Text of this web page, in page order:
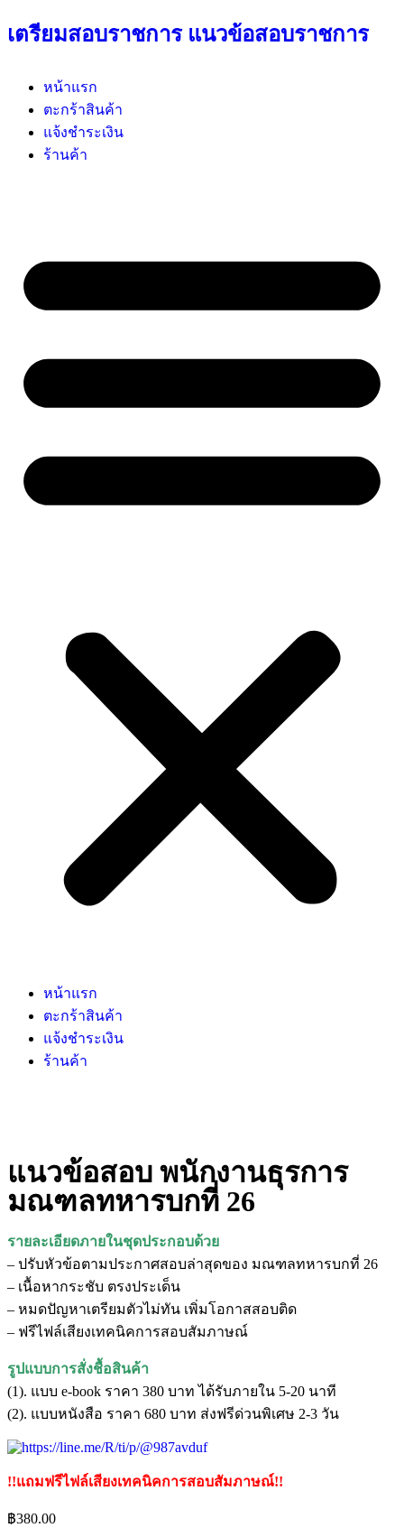
เตรียมสอบราชการ แนวข้อสอบราชการ
หน้าแรก
ตะกร้าสินค้า
แจ้งชำระเงิน
ร้านค้า
หน้าแรก
ตะกร้าสินค้า
แจ้งชำระเงิน
ร้านค้า
แนวข้อสอบ พนักงานธุรการ
มณฑลทหารบกที่ 26
รายละเอียดภายในชุดประกอบด้วย
– ปรับหัวข้อตามประกาศสอบล่าสุดของ มณฑลทหารบกที่ 26
– เนื้อหากระชับ ตรงประเด็น
– หมดปัญหาเตรียมตัวไม่ทัน เพิ่มโอกาสสอบติด
– ฟรีไฟล์เสียงเทคนิคการสอบสัมภาษณ์
รูปแบบการสั่งชื้อสินค้า
(1). แบบ e-book ราคา 380 บาท ได้รับภายใน 5-20 นาที
(2). แบบหนังสือ ราคา 680 บาท ส่งฟรีด่วนพิเศษ 2-3 วัน
!!แถมฟรีไฟล์เสียงเทคนิคการสอบสัมภาษณ์!!
฿380.00